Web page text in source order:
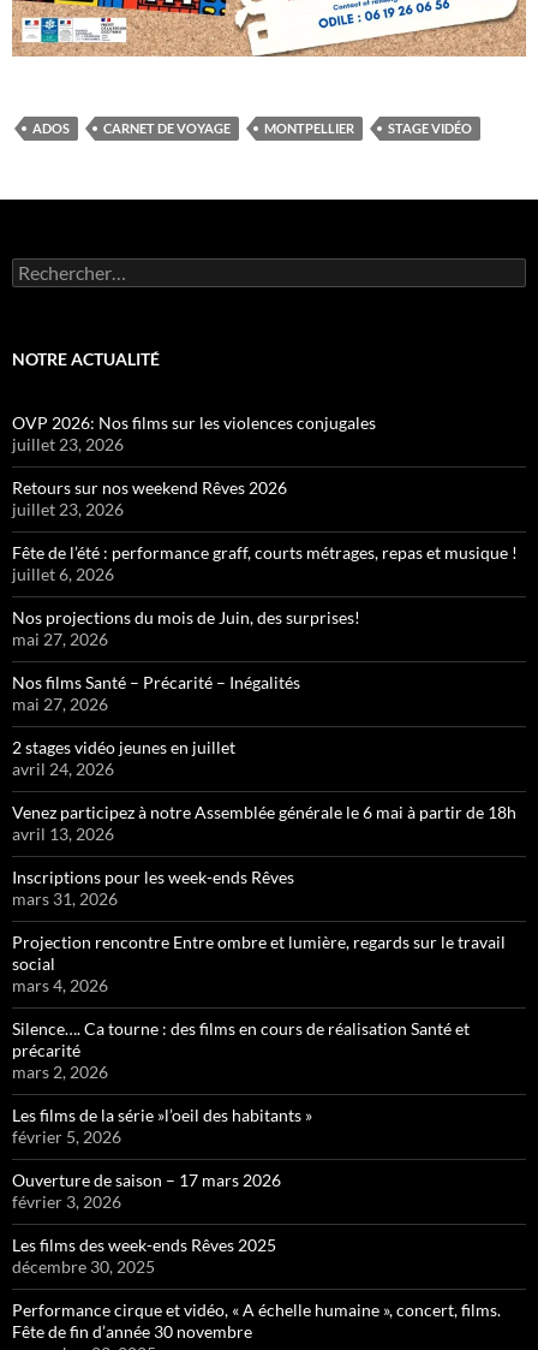
ADOS CARNET DE VOYAGE MONTPELLIER STAGE VIDÉO
Rechercher :
NOTRE ACTUALITÉ
OVP 2026: Nos films sur les violences conjugales
juillet 23, 2026
Retours sur nos weekend Rêves 2026
juillet 23, 2026
Fête de l’été : performance graff, courts métrages, repas et musique !
juillet 6, 2026
Nos projections du mois de Juin, des surprises!
mai 27, 2026
Nos films Santé – Précarité – Inégalités
mai 27, 2026
2 stages vidéo jeunes en juillet
avril 24, 2026
Venez participez à notre Assemblée générale le 6 mai à partir de 18h
avril 13, 2026
Inscriptions pour les week-ends Rêves
mars 31, 2026
Projection rencontre Entre ombre et lumière, regards sur le travail
social
mars 4, 2026
Silence…. Ca tourne : des films en cours de réalisation Santé et
précarité
mars 2, 2026
Les films de la série »l’oeil des habitants »
février 5, 2026
Ouverture de saison – 17 mars 2026
février 3, 2026
Les films des week-ends Rêves 2025
décembre 30, 2025
Performance cirque et vidéo, « A échelle humaine », concert, films.
Fête de fin d’année 30 novembre